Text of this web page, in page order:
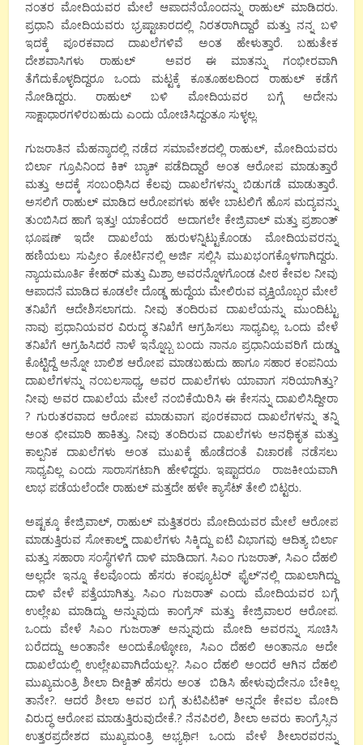
ನಂತರ ಮೋದಿಯವರ ಮೇಲೆ ಆಪಾದನೆಯೊಂದನ್ನು ರಾಹುಲ್ ಮಾಡಿದರು.
ಪ್ರಧಾನಿ ಮೋದಿಯವರು ಭ್ರಷ್ಟಾಚಾರದಲ್ಲಿ ನಿರತರಾಗಿದ್ದಾರೆ ಮತ್ತು ನನ್ನ ಬಳಿ
ಇದಕ್ಕೆ ಪೂರಕವಾದ ದಾಖಲೆಗಳಿವೆ ಅಂತ ಹೇಳುತ್ತಾರೆ. ಬಹುತೇಕ
ದೇಶವಾಸಿಗಳು ರಾಹುಲ್ ಅವರ ಈ ಮಾತನ್ನು ಗಂಭೀರವಾಗಿ
ತೆಗೆದುಕೊಳ್ಳದಿದ್ದರೂ ಒಂದು ಮಟ್ಟಕ್ಕೆ ಕೂತೂಹಲದಿಂದ ರಾಹುಲ್ ಕಡೆಗೆ
ನೋಡಿದ್ದರು. ರಾಹುಲ್ ಬಳಿ ಮೋದಿಯವರ ಬಗ್ಗೆ ಅದೇನು
ಸಾಕ್ಷಾಧಾರಗಳಿರಬಹುದು ಎಂದು ಯೋಚಿಸಿದ್ದಂತೂ ಸುಳ್ಳಲ್ಲ.
ಗುಜರಾತಿನ ಮೆಹನ್ಶಾದಲ್ಲಿ ನಡೆದ ಸಮಾವೇಶದಲ್ಲಿ ರಾಹುಲ್, ಮೋದಿಯವರು
ಬಿರ್ಲಾ ಗ್ರೂಪಿನಿಂದ ಕಿಕ್ ಬ್ಯಾಕ್ ಪಡೆದಿದ್ದಾರೆ ಅಂತ ಆರೋಪ ಮಾಡುತ್ತಾರೆ
ಮತ್ತು ಅದಕ್ಕೆ ಸಂಬಂಧಿಸಿದ ಕೆಲವು ದಾಖಲೆಗಳನ್ನು ಬಿಡುಗಡೆ ಮಾಡುತ್ತಾರೆ.
ಅಸಲಿಗೆ ರಾಹುಲ್ ಮಾಡಿದ ಆರೋಪಗಳು ಹಳೇ ಬಾಟಲಿಗೆ ಹೊಸ ಮದ್ಯವನ್ನು
ತುಂಬಿಸಿದ ಹಾಗೆ ಇತ್ತು! ಯಾಕೆಂದರೆ ಅದಾಗಲೇ ಕೇಜ್ರಿವಾಲ್ ಮತ್ತು ಪ್ರಶಾಂತ್
ಭೂಷಣ್ ಇದೇ ದಾಖಲೆಯ ಹುರುಳನ್ನಿಟ್ಟುಕೊಂಡು ಮೋದಿಯವರನ್ನು
ಹಣಿಯಲು ಸುಪ್ರೀಂ ಕೋರ್ಟಿನಲ್ಲಿ ಅರ್ಜಿ ಸಲ್ಲಿಸಿ ಮುಖಭಂಗಕ್ಕೊಳಗಾಗಿದ್ದರು.
ನ್ಯಾಯಮೂರ್ತಿ ಕೇಹರ್ ಮತ್ತು ಮಿಶ್ರಾ ಅವರನ್ನೊಳಗೊಂಡ ಪೀಠ ಕೇವಲ ನೀವು
ಆಪಾದನೆ ಮಾಡಿದ ಕೂಡಲೇ ದೊಡ್ಡ ಹುದ್ದೆಯ ಮೇಲಿರುವ ವ್ಯಕ್ತಿಯೊಬ್ಬರ ಮೇಲೆ
ತನಿಖೆಗೆ ಆದೇಶಿಸಲಾಗದು. ನೀವು ತಂದಿರುವ ದಾಖಲೆಯನ್ನು ಮುಂದಿಟ್ಟು
ನಾವು ಪ್ರಧಾನಿಯವರ ವಿರುದ್ಧ ತನಿಖೆಗೆ ಆಗ್ರಹಿಸಲು ಸಾಧ್ಯವಿಲ್ಲ. ಒಂದು ವೇಳೆ
ತನಿಖೆಗೆ ಆಗ್ರಹಿಸಿದರೆ ನಾಳೆ ಇನ್ನೊಬ್ಬ ಬಂದು ನಾನೂ ಪ್ರಧಾನಿಯವರಿಗೆ ದುಡ್ಡು
ಕೊಟ್ಟಿದ್ದೆ ಅನ್ನೋ ಬಾಲಿಶ ಆರೋಪ ಮಾಡಬಹುದು ಹಾಗೂ ಸಹಾರ ಕಂಪನಿಯ
ದಾಖಲೆಗಳನ್ನು ನಂಬಲಸಾಧ್ಯ, ಅವರ ದಾಖಲೆಗಳು ಯಾವಾಗ ಸರಿಯಾಗಿತ್ತು?
ನೀವು ಅವರ ದಾಖಲೆಯ ಮೇಲೆ ನಂಬಿಕೆಯಿರಿಸಿ ಈ ಕೇಸನ್ನು ದಾಖಲಿಸಿದ್ದೀರಾ
? ಗುರುತರವಾದ ಆರೋಪ ಮಾಡುವಾಗ ಪೂರಕವಾದ ದಾಖಲೆಗಳನ್ನು ತನ್ನಿ
ಅಂತ ಛೀಮಾರಿ ಹಾಕಿತ್ತು. ನೀವು ತಂದಿರುವ ದಾಖಲೆಗಳು ಅನಧಿಕೃತ ಮತ್ತು
ಕಾಲ್ಪನಿಕ ದಾಖಲೆಗಳು ಅಂತ ಮುಖಕ್ಕೆ ಹೊಡೆದಂತೆ ವಿಚಾರಣೆ ನಡೆಸಲು
ಸಾಧ್ಯವಿಲ್ಲ ಎಂದು ಸಾರಾಸಗಟಾಗಿ ಹೇಳಿದ್ದರು. ಇಷ್ಟಾದರೂ ರಾಜಕೀಯವಾಗಿ
ಲಾಭ ಪಡೆಯಲೆಂದೇ ರಾಹುಲ್ ಮತ್ತದೇ ಹಳೇ ಕ್ಯಾಸೆಟ್ ತೇಲಿ ಬಿಟ್ಟರು.
ಅಷ್ಟಕ್ಕೂ ಕೇಜ್ರಿವಾಲ್, ರಾಹುಲ್ ಮತ್ತಿತರರು ಮೋದಿಯವರ ಮೇಲೆ ಆರೋಪ
ಮಾಡುತ್ತಿರುವ ಸೋಕಾಲ್ಡ್ ದಾಖಲೆಗಳು ಸಿಕ್ಕಿದ್ದು ಐಟಿ ವಿಭಾಗವು ಆದಿತ್ಯ ಬಿರ್ಲಾ
ಮತ್ತು ಸಹಾರಾ ಸಂಸ್ಥೆಗಳಿಗೆ ದಾಳಿ ಮಾಡಿದಾಗ. ಸಿಎಂ ಗುಜರಾತ್, ಸಿಎಂ ದೆಹಲಿ
ಅಲ್ಲದೇ ಇನ್ನೂ ಕೆಲವೊಂದು ಹೆಸರು ಕಂಪ್ಯೂಟರ್ ಫೈಲ್’ನಲ್ಲಿ ದಾಖಲಾಗಿದ್ದು
ದಾಳಿ ವೇಳೆ ಪತ್ತೆಯಾಗಿತ್ತು. ಸಿಎಂ ಗುಜರಾತ್ ಎಂದು ಮೋದಿಯವರ ಬಗ್ಗೆ
ಉಲ್ಲೇಖ ಮಾಡಿದ್ದು ಅನ್ನುವುದು ಕಾಂಗ್ರೆಸ್ ಮತ್ತು ಕೇಜ್ರಿವಾಲರ ಆರೋಪ.
ಒಂದು ವೇಳೆ ಸಿಎಂ ಗುಜರಾತ್ ಅನ್ನುವುದು ಮೋದಿ ಅವರನ್ನು ಸೂಚಿಸಿ
ಬರೆದದ್ದು ಅಂತಾನೇ ಅಂದುಕೊಳ್ಳೋಣ, ಸಿಎಂ ದೆಹಲಿ ಅಂತಾನೂ ಅದೇ
ದಾಖಲೆಯಲ್ಲಿ ಉಲ್ಲೇಖವಾಗಿದೆಯಲ್ಲ?. ಸಿಎಂ ದೆಹಲಿ ಅಂದರೆ ಆಗಿನ ದೆಹಲಿ
ಮುಖ್ಯಮಂತ್ರಿ ಶೀಲಾ ದೀಕ್ಷಿತ್ ಹೆಸರು ಅಂತ ಬಿಡಿಸಿ ಹೇಳುವುದೇನೂ ಬೇಕಿಲ್ಲ
ತಾನೇ?. ಆದರೆ ಶೀಲಾ ಅವರ ಬಗ್ಗೆ ತುಟಿಪಿಟಿಕ್ ಅನ್ನದೇ ಕೇವಲ ಮೋದಿ
ವಿರುದ್ಧ ಆರೋಪ ಮಾಡುತ್ತಿರುವುದೇಕೆ.? ನೆನಪಿರಲಿ, ಶೀಲಾ ಅವರು ಕಾಂಗ್ರೆಸ್ಸಿನ
ಉತ್ತರಪ್ರದೇಶದ ಮುಖ್ಯಮಂತ್ರಿ ಅಭ್ಯರ್ಥಿ! ಒಂದು ವೇಳೆ ಶೀಲಾರವರನ್ನು